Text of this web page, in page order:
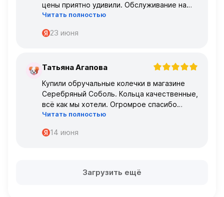
цены приятно удивили. Обслуживание на
высшем уровне – консультанты очень
Читать полностью
23 июня
Т Татьяна Агапова
Купили обручальные колечки в магазине
Серебряный Соболь. Кольца качественные,
всё как мы хотели. Огромрое спасибо
персоналу за работу с нами!
Читать полностью
14 июня
Загрузить ещё